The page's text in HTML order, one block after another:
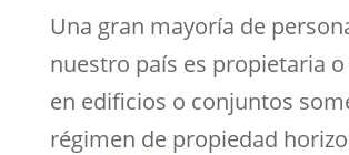
Una gran mayoría de
nuestro país es propietaria
en edificios o conjuntos
régimen de propiedad